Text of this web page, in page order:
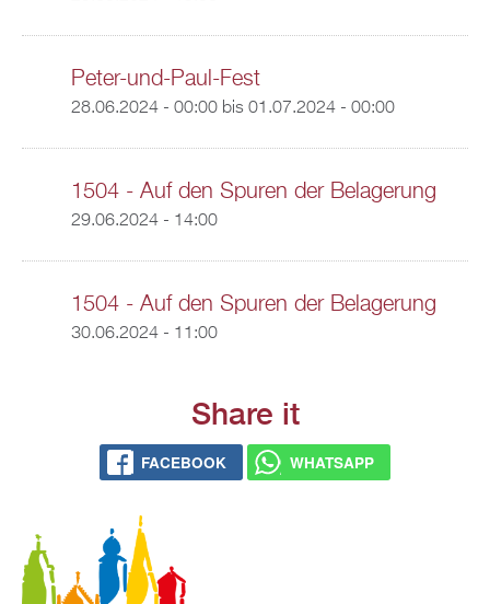
Peter-und-Paul-Fest
28.06.2024 - 00:00bis 01.07.2024 - 00:00
1504 - Auf den Spuren der Belagerung
29.06.2024 - 14:00
1504 - Auf den Spuren der Belagerung
30.06.2024 - 11:00
Share it
FACEBOOK WHATSAPP